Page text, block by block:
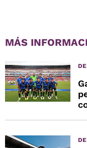
MÁS